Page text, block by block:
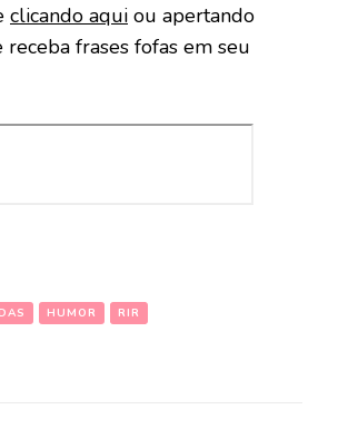
clicando aqui ou apertando
frases fofas em seu
HUMOR RIR